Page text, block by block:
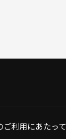
利用にあたって